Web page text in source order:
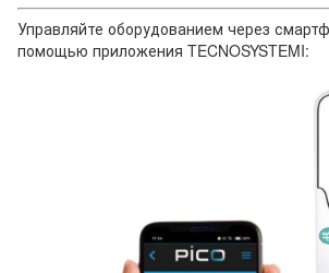
Управляйте оборудованием через
помощью приложения TECNOSYSTEMI: